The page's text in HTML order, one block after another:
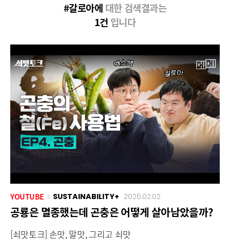
#갈로아에 대한 검색결과는
1건 입니다
YOUTUBE SUSTAINABILITY+ 2026.02.02
공룡은 멸종했는데 곤충은 어떻게 살아남았을까?
[쇠맛토크] 손맛, 말맛, 그리고 쇠맛